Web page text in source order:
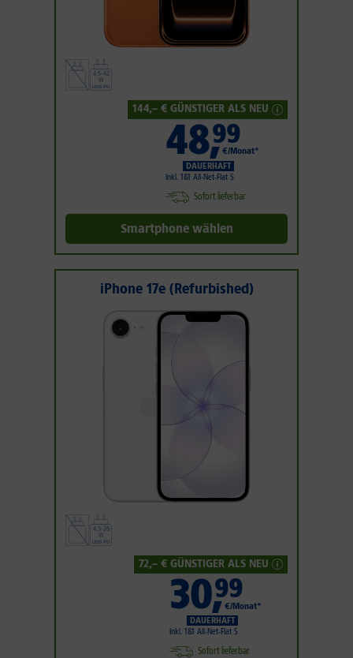
144,– € GÜNSTIGER ALS NEU
48,99
€/Monat*
DAUERHAFT
Inkl. 1&1 All-Net-Flat S
Sofort lieferbar
Smartphone wählen
iPhone 17e (Refurbished)
72,– € GÜNSTIGER ALS NEU
30,99
€/Monat*
DAUERHAFT
Inkl. 1&1 All-Net-Flat S
Sofort lieferbar